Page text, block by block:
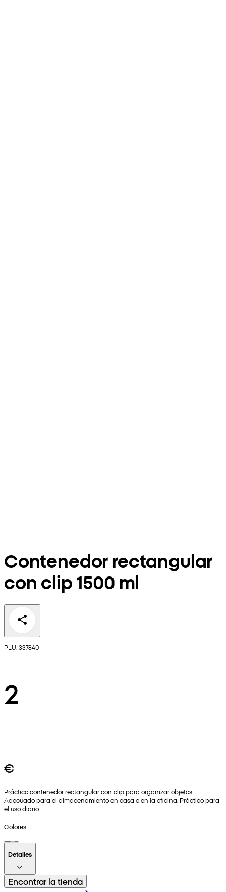
Contenedor rectangular
con clip 1500 ml
PLU: 337840
2
€
Práctico contenedor rectangular con clip para organizar objetos.
Adecuado para el almacenamiento en casa o en la oficina. Práctico para
el uso diario.
Colores
Detalles
Encontrar la tienda